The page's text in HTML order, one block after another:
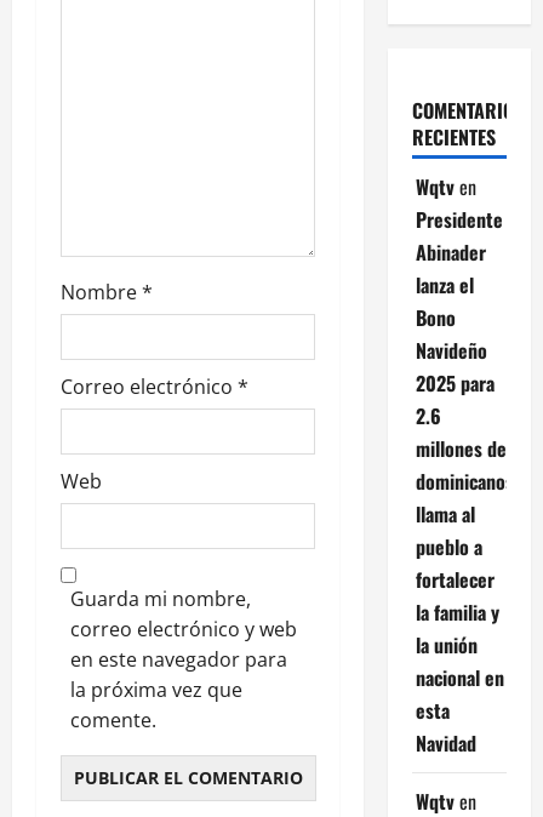
Nombre*
Correo electrónico *
Web
Guarda mi nombre,
correo electrónico y web
en este navegador para
la próxima vez que
comente.
COMENTARIOS
RECIENTES
Wqtven
Presidente
Abinader
lanza el
Bono
Navideño
2025 para
2.6
millones de
dominicanos;
llama al
pueblo a
fortalecer
la familia y
la unión
nacional en
esta
Navidad
Wqtven